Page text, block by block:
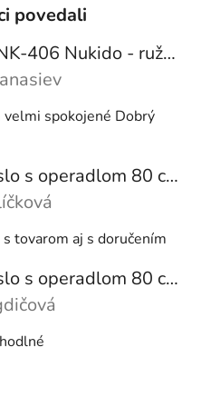
povedali
Detský stan NK-406 Nukido - ružový
je 5 z 5 hviezdičiek.
spokojené Dobrý
Hojdacie kreslo s operadlom 80 cm + vankúše
je 5 z 5 hviezdičiek.
tovarom aj s doručením
Hojdacie kreslo s operadlom 80 cm + vankúše
je 5 z 5 hviezdičiek.